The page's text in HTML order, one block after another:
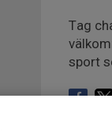
Tag
sport